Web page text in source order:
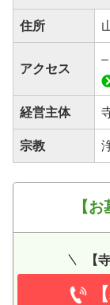
住所
アクセス
–
経営主体
宗教
【
【